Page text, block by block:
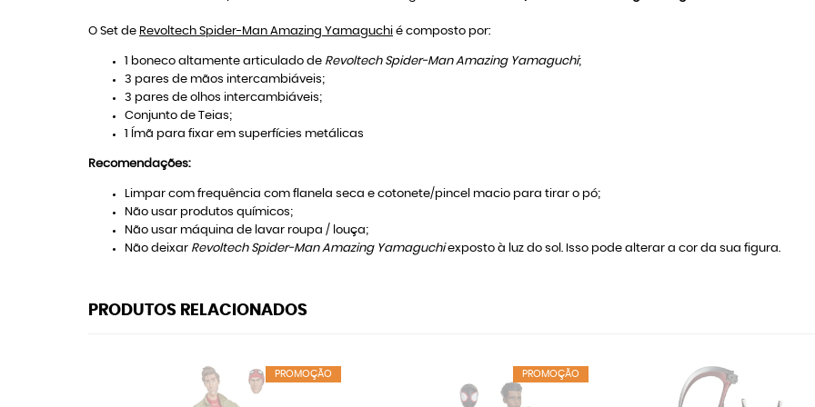
O Set de Revoltech Spider-Man Amazing Yamaguchi é composto por:
1 boneco altamente articulado de Revoltech Spider-Man Amazing Yamaguchi;
3 pares de mãos intercambiáveis;
3 pares de olhos intercambiáveis;
Conjunto de Teias;
1 Ímã para fixar em superfícies metálicas
Recomendações:
Limpar com frequência com flanela seca e cotonete/pincel macio para tirar o pó;
Não usar produtos químicos;
Não usar máquina de lavar roupa / louça;
Não deixar Revoltech Spider-Man Amazing Yamaguchiexposto à luz do sol. Isso pode alterar a cor da sua figura.
PRODUTOS RELACIONADOS
PROMOÇÃO PROMOÇÃO